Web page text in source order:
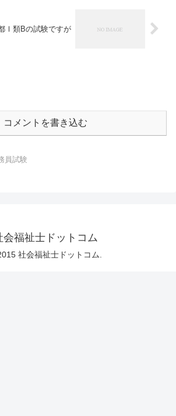
Ⅰ類Bの試験ですが
コメントを書き込む
員試験
会福祉士ドットコム
社会福祉士ドットコム.